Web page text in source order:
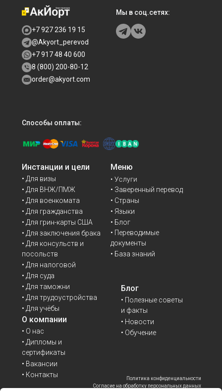
Блог
• Полезные советы
и факты
• Новости
• Обучение
Инстанции и цели
• Для визы
• Для ВНЖ/ПМЖ
• Для военкомата
• Для гражданства
• Для грин-карты США
• Для заключения брака
• Для консульств и
посольств
• Для налоговой
• Для суда
• Для таможни
• Для трудоустройства
• Для учёбы
Меню
• Услуги
• Заверенный перевод
• Страны
• Языки
• Блог
• Переводимые
документы
• База знаний
О компании
• О нас
• Дипломы и
сертификаты
• Вакансии
• Контакты
Политика конфиденциальности
Согласие на обработку персональных данных
Мы в соц.сетях:
+7 927 236 19 15
@Akyort_perevod
+7 917 48 40 600
8 (800) 200-80-12
order@akyort.com
Способы оплаты: